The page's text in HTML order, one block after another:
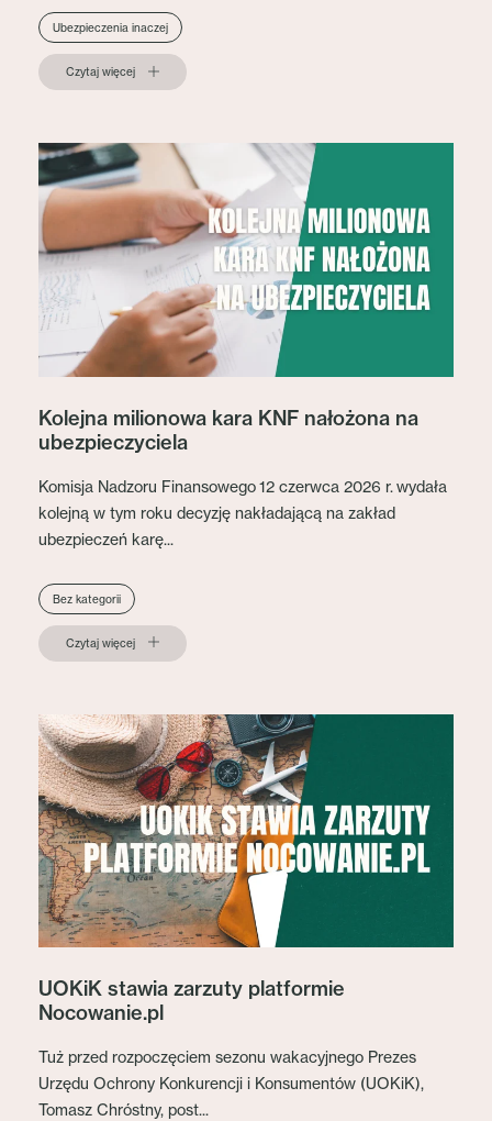
Ubezpieczenia inaczej
Czytaj więcej
Kolejna milionowa kara KNF nałożona na
ubezpieczyciela
Komisja Nadzoru Finansowego 12 czerwca 2026 r. wydała
kolejną w tym roku decyzję nakładającą na zakład
ubezpieczeń karę...
Bez kategorii
Czytaj więcej
UOKiK stawia zarzuty platformie
Nocowanie.pl
Tuż przed rozpoczęciem sezonu wakacyjnego Prezes
Urzędu Ochrony Konkurencji i Konsumentów (UOKiK),
Tomasz Chróstny, post...